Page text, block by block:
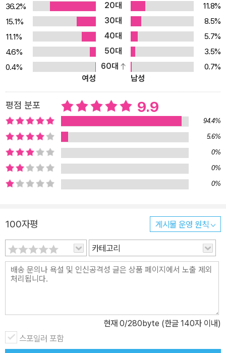
따라 최적화된 Properties 패널을 이용할 수 있고, 클릭 한 번으로
아트보드에서 에셋을 선택하여 다양한 크기, 해상도 및 포맷으로 내
보낼 수 있습니다. 그리고 별도의 패스 또는 기준점을 추가하지 않아
도 그래픽을 자연스럽게 수정 가능합니다. ‘포토샵&일러스트레이터
CC 2018 무작정 따라하기’는 이론과 실습으로 구성되어 있어 한 가
지 기능을 배우더라도 탄탄하게 학습할 수 있습니다. 누구나 어렵지
않게 기초를 다질 수 있도록 필수 기능을 친절하게 설명하며, 감각적
인 실무 예제를 통해 숨겨진 디자인 잠재력을 일깨워 줍니다. 수시로
업그레이드되는 어도비 신기능은 별책으로 구성하여 누구보다 빠르
게 찾아 익힐 수 있도록 구성하였습니다. 효율적인 학습을 위해 네이
버 지식iN, 실무 카페, 블로그 등에서 가장 많이 검색하고 찾아본 키
워드를 토대로 빠짐없이 핵심 기능을 소개하고 있으며, 사용자의 편
의를 위해 학습 시 해당 기능을 사용할 수 있는 버전을 표기하였고, 핵
심적으로 집중해서 볼 수 있도록 중요 순위를 선정하여 표시하였습니
정 따라하기’에서 효율적인 학습 방법을 찾아보세요.
36.2%
20대
11.8%
15.1%
30대
8.5%
11.1%
40대
5.7%
4.6%
50대
3.5%
0.4%
60대
0.7%
여성
남성
평점 분포 9.9
94.4%
5.6%
0%
0%
0%
100자평 게시물 운영 원칙
카테고리
현재 0/280byte (한글 140자 이내)
스포일러 포함